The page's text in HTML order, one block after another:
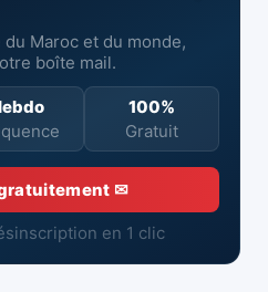
Maroc et du monde,
boîte mail.
100%
Gratuit
✉
en 1 clic